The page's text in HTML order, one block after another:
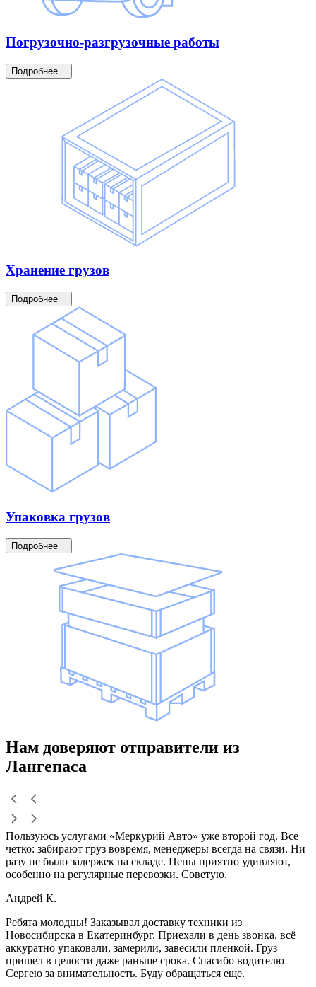
Погрузочно-разгрузочные работы
Подробнее
Хранение грузов
Подробнее
Упаковка грузов
Подробнее
Нам доверяют отправители из
Лангепаса
Пользуюсь услугами «Меркурий Авто» уже второй год. Все
четко: забирают груз вовремя, менеджеры всегда на связи. Ни
разу не было задержек на складе. Цены приятно удивляют,
особенно на регулярные перевозки. Советую.
Андрей К.
Ребята молодцы! Заказывал доставку техники из
Новосибирска в Екатеринбург. Приехали в день звонка, всё
аккуратно упаковали, замерили, завесили пленкой. Груз
пришел в целости даже раньше срока. Спасибо водителю
Сергею за внимательность. Буду обращаться еще.